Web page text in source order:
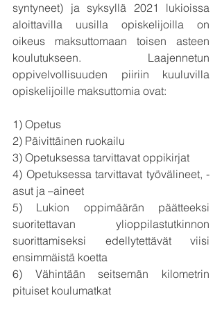
syntyneet) ja syksyllä 2021 lukioissa
aloittavilla uusilla opiskelijoilla on
oikeus maksuttomaan toisen asteen
koulutukseen. Laajennetun
oppivelvollisuuden piiriin kuuluvilla
opiskelijoille maksuttomia ovat:
1) Opetus
2) Päivittäinen ruokailu
3) Opetuksessa tarvittavat oppikirjat
4) Opetuksessa tarvittavat työvälineet, -
asut ja –aineet
5) Lukion oppimäärän päätteeksi
suoritettavan ylioppilastutkinnon
suorittamiseksi edellytettävät viisi
ensimmäistä koetta
6) Vähintään seitsemän kilometrin
pituiset koulumatkat